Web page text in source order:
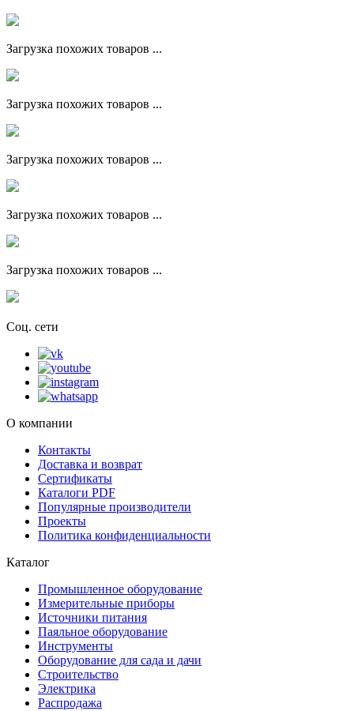
Загрузка похожих товаров ...
Загрузка похожих товаров ...
Загрузка похожих товаров ...
Загрузка похожих товаров ...
Загрузка похожих товаров ...
Соц. сети
О компании
Контакты
Доставка и возврат
Сертификаты
Каталоги PDF
Популярные производители
Проекты
Политика конфиденциальности
Каталог
Промышленное оборудование
Измерительные приборы
Источники питания
Паяльное оборудование
Инструменты
Оборудование для сада и дачи
Строительство
Электрика
Распродажа